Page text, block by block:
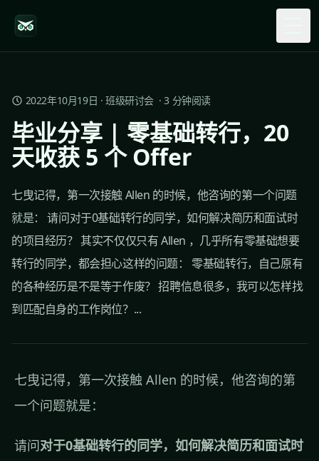
2022年10月19日 ·班级研讨会 ·3 分钟阅读
毕业分享 | 零基础转行，20
天收获 5 个 Offer
七曳记得，第一次接触 Allen 的时候，他咨询的第一个问题
就是： 请问对于0基础转行的同学，如何解决简历和面试时
的项目经历？ 其实不仅仅只有 Allen ，几乎所有零基础想要
转行的同学，都会担心这样的问题： 零基础转行，自己原有
的各种经历是不是等于作废？ 招聘信息很多，我可以怎样找
到匹配自身的工作岗位？...
七曳记得，第一次接触 Allen 的时候，他咨询的第
一个问题就是：
请问对于0基础转行的同学，如何解决简历和面试时